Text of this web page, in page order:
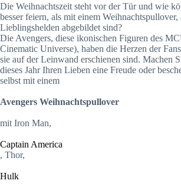
Die Weihnachtszeit steht vor der Tür und wie
besser feiern, als mit einem
Lieblingshelden abgebildet sind?
Die Avengers, diese ikonischen Figuren des
Cinematic Universe), haben die Herzen der
sie auf der Leinwand erschienen sind. Machen
dieses Jahr Ihren Lieben eine Freude oder
selbst mit einem
Avengers Weihnachtspullover
mit Iron Man,
Captain America
, Thor,
Hulk